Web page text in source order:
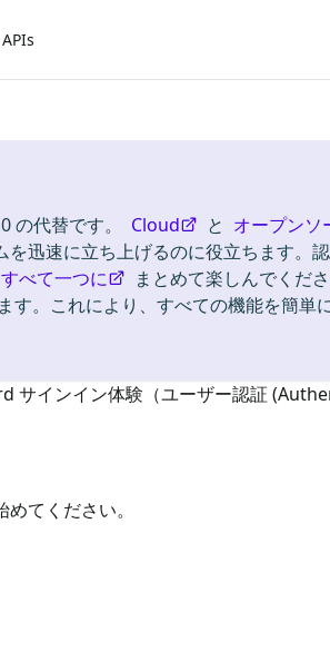
の代替です。 Cloud と オープンソ
迅速に立ち上げるのに役立ちます。
すべて一つに
まとめて楽しんでくださ
。これにより、すべての機能を簡単
サインイン体験（ユーザー認証
てください。